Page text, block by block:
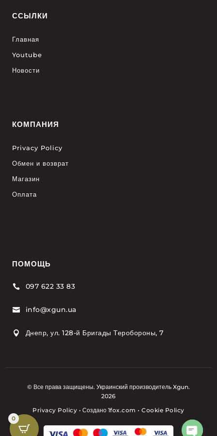
ССЫЛКИ
Главная
Youtube
Новости
КОМПАНИЯ
Privacy Policy
Обмен и возврат
Магазин
Оплата
ПОМОЩЬ
 097 622 33 83
 info@xgun.ua
 Днепр, ул. 128-й Бригады Теробороны, 7
© Все права защищены. Украинский производитель Xgun.
2026
Privacy Policy • Создано 1fox.com•Cookie Policy
0